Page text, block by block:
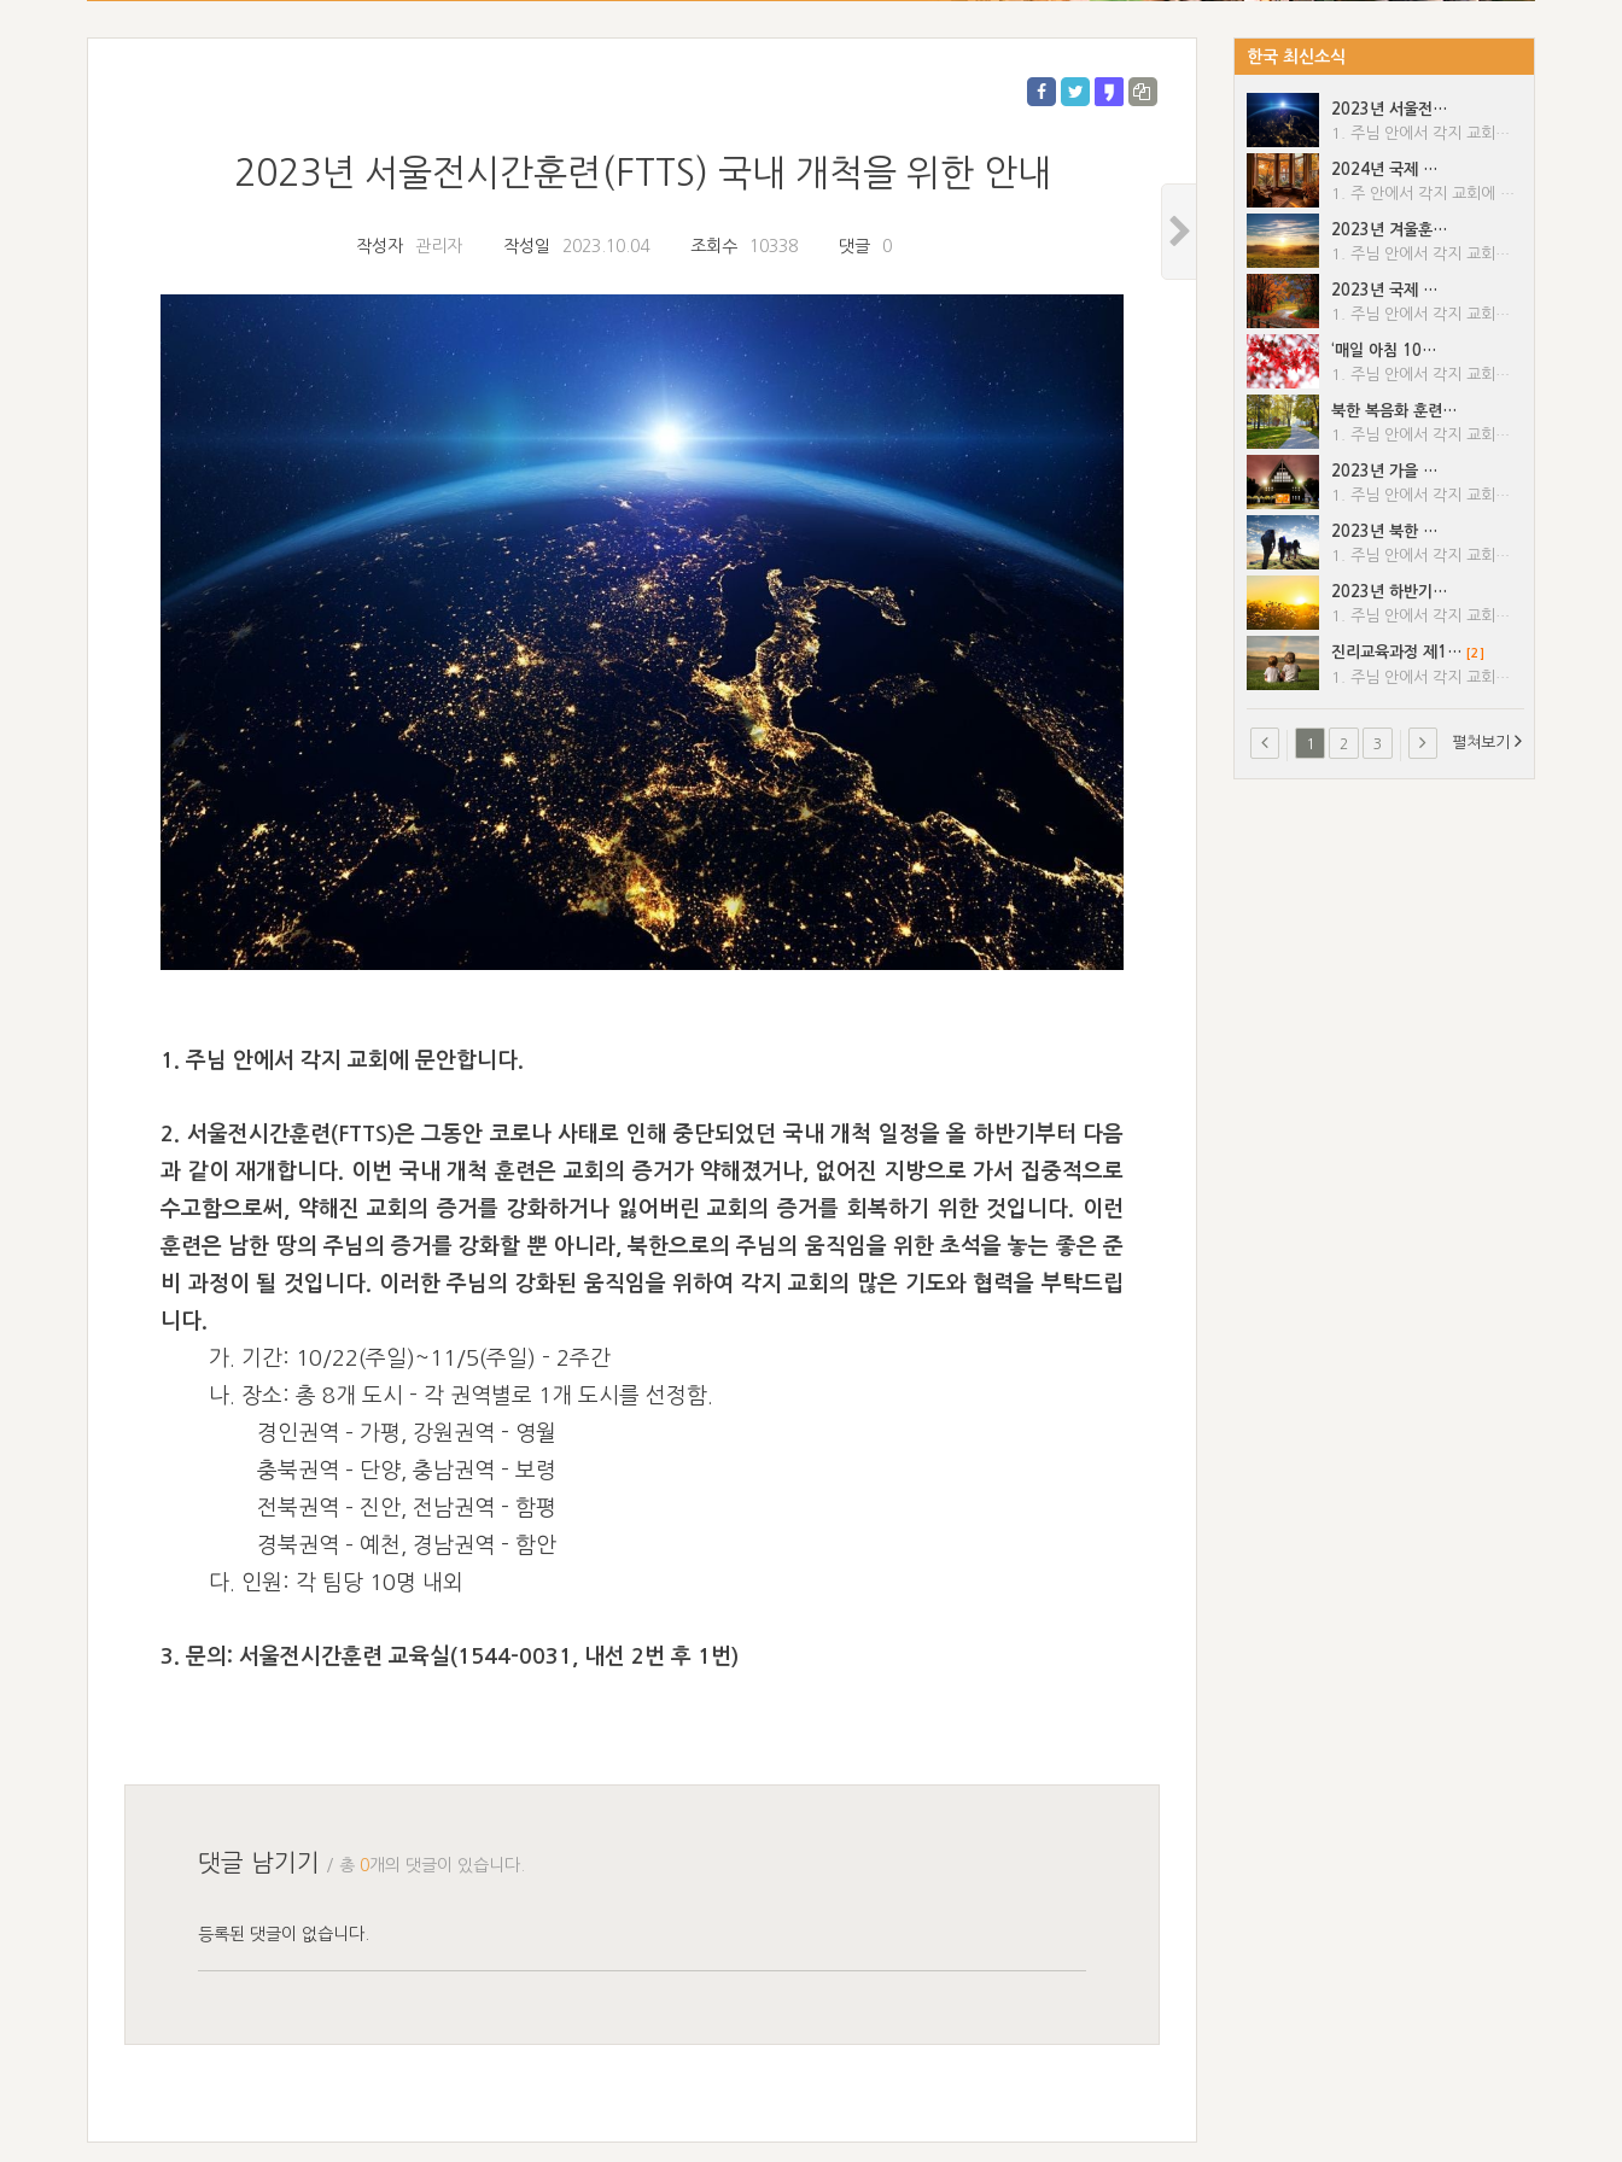
2023년 서울전시간훈련(FTTS) 국내 개척을 위한 안내
작성자 관리자 작성일 2023.10.04 조회수 10338 댓글 0
1. 주님 안에서 각지 교회에 문안합니다.
2. 서울전시간훈련(FTTS)은 그동안 코로나 사태로 인해 중단되었던 국내 개척 일정을 올 하반기부터 다음
과 같이 재개합니다. 이번 국내 개척 훈련은 교회의 증거가 약해졌거나, 없어진 지방으로 가서 집중적으로
수고함으로써, 약해진 교회의 증거를 강화하거나 잃어버린 교회의 증거를 회복하기 위한 것입니다. 이런
훈련은 남한 땅의 주님의 증거를 강화할 뿐 아니라, 북한으로의 주님의 움직임을 위한 초석을 놓는 좋은 준
비 과정이 될 것입니다. 이러한 주님의 강화된 움직임을 위하여 각지 교회의 많은 기도와 협력을 부탁드립
니다.
가. 기간: 10/22(주일)~11/5(주일) - 2주간
나. 장소: 총 8개 도시 - 각 권역별로 1개 도시를 선정함.
경인권역 – 가평, 강원권역 - 영월
충북권역 – 단양, 충남권역 - 보령
전북권역 – 진안, 전남권역 - 함평
경북권역 – 예천, 경남권역 - 함안
다. 인원: 각 팀당 10명 내외
3. 문의: 서울전시간훈련 교육실(1544-0031, 내선 2번 후 1번)
댓글 남기기 / 총 0개의 댓글이 있습니다.
등록된 댓글이 없습니다.
한국 최신소식
2023년 서울전…
1. 주님 안에서 각지 교회에 문안합니다. 2. 서울전시간훈련(FTTS)은 그동안 코로나 사태로 인해 중단되었던 국내 개척 일정을 올 하반기부터 다음과 같이 재개합니다. 이번 국내 개척 훈련은 교회의 증거가 약해졌거나, 없어진 지방으로 가서 집중적으로 수고함으로써, 약해진 교회의 증거를 강화하거나 잃어버린 교회의 증거를 회복하기 위한 것입니다. 이런 훈련은 남한 땅의 주님의 증거를 강화할 뿐 아니라, 북한으로의 주님의 움직임을 위한 초석을 놓는 좋은 준비 과정이 될 것입니다. 이러한 주님의 강화된 움직임을 위하여 각지 교회의 많은 기도와 협력을 부탁드립니다. 가. 기간: 10/22(주일)~11/5(주일) - 2주간 나. 장소: 총 8개 도시 - 각 권역별로 1개 도시를 선정함. 경인권역 – 가평, 강원권역 - 영월 충북권역 – 단양, 충남권역 - 보령 전북권역 – 진안, 전남권역 - 함평 경북권역 – 예천, 경남권역 - 함안 다. 인원: 각 팀당 10명 내외 3. 문의: 서울전시간훈련 교육실(1544-0031, 내선 2번 후 1번)
2024년 국제 …
1. 주 안에서 각지 교회에 문안드립니다. 2. 2024년 국제 중국어 특별집회는 다음과 같이 대만에서 실행됩니다. 3. 현장(대면) 집회 가. 집회 일시: 2024. 2/10(토) 12:30 ~ 2/11(주일) 12:30 나. 교회 방문: 2024. 2/11(주일) ~ 2/14(수) 다. 항공 일정: 2024. 2/9(금) ~ 2/14(수) 1) 많은 성도들을 접대하는 대만의 봉사를 위해 가능한 단체항공(전세기)으로 이동합니다. 2) 개인항공을 이용하시는 분들은 대만에 도착 후, 안배된 숙박장소로 각자 이동해야 합니다. 라. 집회 장소: Taipei Nangang Exhibition Center - 2/10 11:30, 2/11 08:00부터 입장 가능 마. 집회 기부금 1) 성도 가정 숙박: $150 2) 호텔 숙박: $250 바. 집회 및 교회 방문 기부금 1) 성도 가정 숙박: $400 ($150+$250) 2) 호텔 숙박: $600 ($250+$350) 3) 집회와 교회방문 경비에는 숙식과 차량, 각종 접대비용이 포함되어 있습니다. 사. 신청금: 200,000원 아. 입금 계좌: 국민은행 593137-04-004483 (재)한국지방교회성경진리사역원 - 취소 시 신청금은 환불되지 않으니, 신중하게 고려하여 신청하시기 바랍니다. 자. 집회와 교회방문은 교회 성도들만 참여할 수 있습니다. 1) 과거에 교회생활을 하지 않는 가족이나 복음친구들을 데리고, 국제 중국어 특별집회에 참여하여 많은 어려움들이 발생하였습니다. 2) 대만의 교회들은 오직 교회생활을 하고 있는 성도들만을 위해 접대를 합니다. 3) 그러므로 교회생활 하지 않는 가족이나 복음친구들은 참여가 어렵습니다. 차. 항공편과 교회방문 일정 등 자세한 내용은 12월부터 교회별로 이메일과 문자로 안내해드리겠습니다. 카. 신청 방법: 신청서(첨부1)를 작성하여 E-mail(btmkoffice@naver.com)로 신청 바랍니다. 1) 반드시 교회별로 신청해야 하며, 개인 및 현장 신청은 받지 않습니다. 2) 복수의 집회소가 있는 교회는 반드시 교회 총집사실을 통해 통합된 신청서를 작성하여 제출하시기 바랍니다. 타. 신청 및 입금 마감: 10/30(월) 파. 준비사항 1) 통역 청취용 FM라디오와 이어폰, 성경, 찬송가 2) 여권: 여권 잔여기간은 출발 당일로부터 6개월 이상이어야 하니 필히 확인바랍니다. 4. 온라인(실시간) 집회 가. 시청 일정 나. 시청 사이트: www.lsmwebcast.com 다. 시청 방법 1) 따로 신청할 필요 없이 사이트에 들어가서 로그인 없이 누구나 시청 가능합니다. 2) 영상은 2024. 3/12(화)까지 30일 동안 무료로 시청 가능하며, 이후에는 구독 혹은 결제 후 시청 가능합니다. 3) 사이트에 접속하여 메뉴에서 'ICSC 2024' 버튼을 클릭 4) 개요 다운로드는 2024. 2/3(토)부터 위 사이트에서 가능합니다. 5) 찬송은 집회 시작 전에 사이트에서 확인할 수 있습니다. 5. 문의: 전화(1544-0031, 내선 1번) 혹은 이메일(btmkoffice@naver.com)
2023년 겨울훈…
1. 주님 안에서 각지 교회에 문안합니다. 2. 미국 애너하임 LSM 캠퍼스에서 실행되는 ‘2023년 겨울훈련’에 대한 안내입니다. 가. 일시: 12/25(월) 16:00 ~ 12/30(토) 21:30 나. 장소: Ministry Conference Center on the LSM Campus at Anaheim, California 92801 다. 대상: 만18세 이상(예외 없음, 만18세 미만 대학생도 참여 불가)의 형제, 자매들 라. 단체 호텔 숙식: 조식 포함 3성급 호텔 숙박과 한식, 중식, 양식 케더링 식사 마. 항공권: 단체 항공권 가격이 개인 항공권보다 월등히 높기 때문에, 항공권은 개인 혹은 교회별로 준비하시기 바랍니다. 바. 관광비자(ESTA) 신청: 미국 비자가 없는 분은 필히 전자여권을 발급받고, 최소 출국 2주 전까지는 미국 국토안보부 여행허가시스템 https://esta.cbp.dhs.gov/esta 에서 관광비자를 발급받기 바랍니다. 사. 신청금: 350,000원 아. 입금 계좌: 국민은행 593137-04-004470 (재)한국지방교회성경진리사역원 - 취소 시 신청금은 환불되지 않으니, 신중하게 고려하여 신청하시기 바랍니다. 자. 신청 방법: 신청서(첨부2)를 작성하여 E-mail(btmkoffice@naver.com)로 신청 바랍니다. 1) 반드시 교회별로 신청해야 하며, 개인신청 및 현장신청은 받지 않습니다. 2) 복수의 집회소가 있는 교회는 반드시 교회 총집사실을 통해 통합된 신청서를 작성하여 제출하시기 바랍니다. 차. 신청 및 입금 마감: 10/29(주일) - 마감일 이후에는 신청이 불가합니다. 카. 준비 사항 1) 통역 청취를 위해 구글 플레이스토어 혹은 앱스토어에서 "Listen Everywhere" 앱을 설치하시기 바랍니다. 2) 핸드폰 이어폰, 성경, 찬송가, 세면도구 등 3) 여권(여권 잔여기간이 출발 당일로부터 6개월 이상이어야 하니, 필히 확인바랍니다.) 3. 문의: 1544-0031(국제 집회부) 또는 btmkoffice@naver.com
2023년 국제 …
1. 주님 안에서 각지 교회에 문안합니다. 2. 리빙 스트림 미니스트리(LSM)는 ‘2023년 국제 추수감사절 특별집회’를 현장(대면)과 온라인(비대면)으로 아래와 같이 실행합니다. 3. 현장(대면) 집회 가. 일시: 11/23(목)~11/26(주) 나. 장소: 쉐라톤 달라스 호텔 론스타 대회의실 (Lone Star Ballroom, Sheraton Dallas Hotel 주소: 400 Olive Street, Dallas, TX 75201) 다. 대상: 코로나 백신 접종을 2차까지 완료한 성도들(미성년자는 보호자 동반 필수) 라. 준비사항 1) 통역 청취용 스마트폰 이어폰, 성경, 찬송가. 2) 여권- 여권 잔여기간은 출발 당일부터 6개월 이상이어야 하니, 필히 확인바랍니다. 3) 관광 비자- 미국 비자가 없는 분은 필히 전자여권을 발급받고, 미국 국토안보부 여행허가 시스템 https://esta.cbp.dhs.gov/esta 에서 관광 비자를 발급받기 바랍니다. 4. 온라인(실시간 및 녹화 방송) 집회 가. 2023년 국제 추수감사절 섞임 특별 집회의 실시간 방송이나 녹화 방송 메시지는 LSM 홈페이지 (www.lsmwebcast.com)에서 로그인 없이 시청하실 수 있습니다. 비디오 메시지들은 특별 집회를 마친 후 2023년 12월 26일까지 30일 동안 무료로 시청하실 수 있으며, 30일이 지난 후에는 LSM 웹사이트에 회원 가입하신 후 유료로 시청하실 수 있습니다. 나. 집회 참여는 교회(대지역)별로 대면으로 함께 모여 시청하거나, 온라인 줌(Zoom)으로 공유하여 시청할 수 있습니다. 다. 실시간 시청 시간 5. 문의: 1544-0031(국제집회부) 또는 btmkoffice@naver.com
‘매일 아침 10…
1. 주님 안에서 각지 교회에 문안합니다. 2. 각지 교회 많은 성도들이 ‘매일 아침 10분, 말씀을 기도로 읽기’ 소책자 활용으로 부흥된 하루를 살며, 많은 유익들을 얻고 있습니다. 3. ‘2023년 가을 국제 장로‧책임형제 훈련’도 다음과 같이, ‘매일 아침 10분, 말씀을 기도로 읽기’ 소책자를 제작하오니, 많은 신청 바랍니다. 가. 가격: 1권 1,000원, 포장 및 택배비 5,000원(100권 이상 주문 시, 택배비 무료) 나.신청 방법: 반드시 교회 단위로 신청서를 작성하여 E-mail(ngbtm@naver.com)로신청하고, 금액을 입금해야 신청이 완료됩니다. 다. 신청 및 입금 마감: 10/9(월) 17:00 4. 문의: 1544-0031, 내선4 (월: 15:00~19:00, 화~금: 09:00~17:00, 점심시간: 12:30~13:30)
북한 복음화 훈련…
1. 주님 안에서 각지 교회에 문안합니다. 2. 주님은 이 시대에 땅끝까지 왕국 복음을 확산하시기를 갈망하십니다. 이에 남한의 동역자들은 북한복음과 관련하여 우리부터 훈련하자는 교통을 하였고, 이 훈련을 위해 공문{문서번호: 성사원23-145(2023.09.01.))을 발송한 바 있습니다. 그러나 그 절차와 교통이 부족하여, 충분한 교통을 거친 후에 북한 복음 훈련을 시행하자는 교통이 있었습니다. 3. 이에 북한 복음 훈련을 잠시 보류하고, 동역자들의 충분한 교통을 통해 적절한 시점에 시행할 예정이오니, 현재 각 권역, 각지 교회에서 진행되고 있는 북한 복음 훈련 관련 교통은 잠시 보류해 주시기 바랍니다. 4. 이와는 별도로 각지 교회는 여전히 복음과 목양의 길을 신실하게 감으로 주님께서 온 남한 땅을 얻으시기 바랍니다.
2023년 가을 …
1. 주님 안에서 각지 교회에 문안합니다. 2. ‘2023년 가을 전국 중고등부 특별집회‘를 아래와 같이 실행하며, 특별히 이번 집회는 권역별로 실행하오니, 이를 통해 권역 안에 중고등부 봉사가 강화되고 더 전진할 수 있도록, 각지 교회에서 많은 기도와 관심을 부탁드립니다. 가. 기간: 10/21(토)~10/22(주일) 나. 방식: 대면집회 다. 대상: 중고등학생 및 차상위 봉사자, 학부모, 봉사자 3. 집회 안내 가. 집회에 관한 사항은 권역별 책임봉사자에게 문의 바랍니다. 나. 집회 장소와 세부 일정은 권역별로 공지될 예정입니다. 다. 별도의 학부모, 봉사자 집회는 없습니다. 4. 신청 안내 가. 방법: 권역별로 등록 나. 신청 및 입금 마감: 10/15(주일)
2023년 북한 …
1. 주님 안에서 각지 교회에 문안합니다. 2. 남한의 동역자들은 지난 8월 21일(월) ‘전국 동역자 집회’에서 북한 복음화를 준비하기 위한 훈련을 시행하기로 하였습니다. 이에 따라 9월 한 달 동안, 각 권역과 각지 교회에서 구체적인 교통을 갖고, 10월부터는 훈련을 시행할 예정입니다. 3. 북한 복음화의 일은 몇몇 부담 있는 지체들만의 일로는 이루어낼 수 없는 중차대한 부담입니다. 이 일은 남한의 모든 교회들과 성도들이 일어나 함께 동역 가운데 감당할 필요가 있습니다. 이에 동역자들은 북한 복음화를 위해 먼저 남한의 성도들과 교회들이 훈련되고 부흥되어야 한다는 필요성을 공유하였습니다. 그러므로 남한의 동역자들과 장로․책임형제들은 각 권역, 각지 교회에서 이 부담을 구체적으로 교통하고 인도하여 많은 성도들이 이 훈련에 동참함으로 남한 땅에서부터 부흥이 시작되어 북한이 얻어질 수 있도록 이 움직임에 적극 협력해 주시기 바랍니다. 4. 이번 훈련 수업은 모든 성도들이 부담 없이 참여할 수 있도록 이번 학기에는 온라인(Zoom)으로 주 2회 정도 시행하며, 주 1회 이상 교회나 성도들의 사정에 따라 복음과 목양 훈련도 병행할 예정입니다. 훈련 관련 구체적인 사항들에 대해서는 추후 공문을 통해 안내해 드리겠으니, 동역자들과 장로․책임형제들은, 이 훈련에 대한 부담을 각 권역 및 지방에 있는 각지 교회들에서 교통할 구체적인 집회 일정을 잡아 9월 중으로 인도해 주시기 바랍니다.
2023년 하반기…
1. 주님 안에서 각지 교회에 문안합니다. 2. 이 시대는 주님을 이 땅에 모셔 오기 위하여, 교회 안에서 자매들의 특별한 기능과 동역이 절실히 필요한 마지막 때입니다. 3. 이를 위해, 다음과 같이 ‘2023년 하반기 전국 자매 온전하게 하는 훈련’을 실행하오니, 많은 기도와 참여를 부탁드립니다. 가. 일시: 10/21(토)~10/29(주일) 나. 방식: 온라인(훈련사이트 또는 Zoom) 다. 강사: 임홍 형제 외 라. 주제: 신약 여인들의 본과 예시 마. 대상: 온전하게 되기를 원하는 자매들(형제도 참여 가능)과 동역자, 장로·책임형제, 전시간봉사자 바. 기부금: 50,000원 사. 입금 계좌: 국민은행 593137-04-004508 (재)한국지방교회성경진리사역원 - 취소 시, 환불 없음 아. 신청 방법: 신청서를 작성하여 E-mail(btmkoffice@naver.com)로 접수 1) 반드시 교회별로 신청해야 하며, 개인신청은 받지 않음 2) 복수의 집회소가 있는 교회는 반드시 집사실(총집사실)을 통해, 첨부 양식에 따라 제출 요망 자. 신청 및 입금 마감: 9/24(주일) - 원활한 집회 준비를 위해 반드시 마감일 준수 요망 4. 참여 방법 및 참고 사항 가.훈련의 수준을 강화하기 위하여, 이번 훈련부터는 지난 훈련과는 다르게 개인별 아이디와 비밀번호를 부여하는 방식이 아닌 교회(혹은 집회소)마다 하나의 아이디를 부여하여, 집회소에서 함께 단체적으로 시청하는 방식을 추천합니다. 나. 1개의 아이디로 시청 가능한 횟수는 테스트 기간을 제외하고, 메시지 1개당 최대 5회이며, 메시지를 시청하기 위해 1번 클릭하면 1회 시청한 것으로 간주됩니다. 만약 메시지가 6개면 전체 횟수가 30회가 아니라, 메시지 1개마다 5회까지 시청이 가능하므로, 만약 메시지 1번을 1회 시청했다면 추가로 4회 시청이 가능하며, 메시지 2번은 여전히 5회 시청 가능합니다. 다. 메시지는 총 6개이며, 훈련집회를 언제, 어떤 방식으로 실행할 것인가는, 10/21(토)~10/29(주일) 기간 내에 각지 교회별로 편리한 일정을 정하여 실행하면 됩니다. 라. 이 집회는 특별집회가 아니라 훈련집회이므로, 훈련의 수준이 하향되지 않도록 분명한 인도가 필 요하오니, 다음 ‘5’번 항목의 ‘훈련수칙’을 준수하시기 바랍니다. 마. 훈련에 필요한 개요 및 자료는 훈련집회 전에 각지 교회별로 발송합니다. 바. 동일한 테블릿 PC 또는 스마트폰으로 부부, 가족, 성도들이 집회소 또는 가정에서 함께 훈련에 참여할 수 있으나, 등록은 반드시 개인별로 해야 합니다. 사. 10/15(일)~10/19(목) 5일간, 자매훈련 전용사이트에서 테스트 방송을 실행하오니, 모든 교회 및 성도들은 본 훈련집회 때, 어려움이 없도록 반드시 테스트 영상을 확인하시기 바랍니다. 아. 봉사팀은 훈련집회 시작 전에는 영상 시청방법 등에 대한 문의를 받을 수 있으나, 훈련집회가 시작되면 문의를 받기가 어려울 수 있습니다. 자. 자매훈련 전용사이트 주소는 sister.btmk.org 이며, 테스트 방송 전까지 각지 교회로 아이디와 비밀번호(교회 혹은 집회소 당 1개)를 발송해 드립니다. 차. 훈련참여는 두 가지 방법이 있지만, 그 중 다음의 ‘1) 방법 A’를 권장합니다. 1) 방법 A - 집회소에서 성도들이 대면으로 함께 모여 시청하는 방법 (1) 훈련에 등록한 교회는 집회소에서 성도들이 함께 모여서 시청할 수 있습니다. (2) 각지 교회 훈련봉사자는 찬송과 기도를 하고, 메시지를 시청한 후, PSRP를 통한 테스트와 신언을 하도록 인도해야 합니다. (3) 각지 교회 훈련봉사자는 훈련에 등록하지 않은 성도들이 훈련에 참여하지 않도록 안내해야 합니다. 2) 방법 B – 줌(Zoom) 또는 소프트웨어를 통해 온라인으로 참여하는 방법 (1) 각지 교회 훈련봉사자는 줌(Zoom) 회의방을 열어 자매훈련 전용사이트에 올려진 각 메 시지 영상을 시청하도록 합니다. (2) 각지 교회 훈련봉사자는 훈련에 등록한 성도들이 줌(Zoom)에서 함께 찬송과 기도를 하 고 메시지를 시청한 후, PSRP를 통한 테스트와 신언을 하도록 인도해야 합니다. (3) 각지 교회 훈련봉사자는 훈련에 등록되지 않은 성도들이 훈련에 참여하지 않도록 잘 관리해야 합니다. 5. 훈련 수칙 가. 훈련에 등록한 성도들은 반드시 집회 시작 5분 전에, 집회소 혹은 줌(Zoom) 회의방에 입장해야 합니다. 나. 훈련에 등록한 성도들은 각자 고정된 자리에서 훈련에 참여해야 하며, 특히 줌(Zoom) 회의방에 입장할 때, 자신의 실명과 얼굴이 나타나도록 해야 하며, 훈련집회를 시청하는 동안, 현장 훈련과 동일한 방식으로 자리를 떠나서는 안 됩니다. 다. 훈련에 등록한 성도들은 모든 메시지를 그룹이나 개인별로 최소 30분 정도는 연구해야 합니다. 라. 각 메시지마다 테스트를 해야 하며, 훈련에 등록한 모든 성도들은 테스트에 참여해야 합니다. 마. 동역자들과 장로·책임형제들은 집회의 내용이 성도들 안에 장비되고 조성될 수 있도록 테스트를 실행하고 감독해야 합니다. 바. 각지 교회 훈련봉사자는 출석을 점검하여 훈련의 분위기를 유지해 주기 바랍니다. 사. 각지 교회 훈련봉사자는 줌(Zoom) 회의방에서 얼굴을 오픈하지 않거나, 등록하지 않은 분들이 참여할 경우, 퇴장시켜 주시기 바랍니다. 아. 훈련에 등록하지 않은 성도들은 줌(Zoom) 아이디를 사용할 수 없으며 ‘오픈 집회’라는 명목으로 참여할 수 없습니다. 6. 문의: 1544-0031(내선 1번 혹은 3번) 또는 btmkoffice@naver.com
진리교육과정 제1… [2]
1. 주님 안에서 각지 교회에 문안합니다. 2. 진리교육과정 제19권{다음 세대의 일(3)}을 출간합니다. 각지 교회 모든 성도들이 이 교재를 함께 추구함으로, 수년 내에 많은 다음 세대들을 얻음으로 증가를 이루기 원합니다. 가. 가격: 1권 5,000원, 포장 및 택배비 5,000원(단, 100권 이상 주문 시, 택배비 무료) 나. 신청 방법: 반드시 교회 단위로 신청서를 작성하여, E-mail(ngbtm@naver.com)로접수하고, 금액을입금해야 신청이 완료됩니다. 다. 신청 및 입금 마감: 8/28(월) 18:00
1 2 3 펼쳐보기